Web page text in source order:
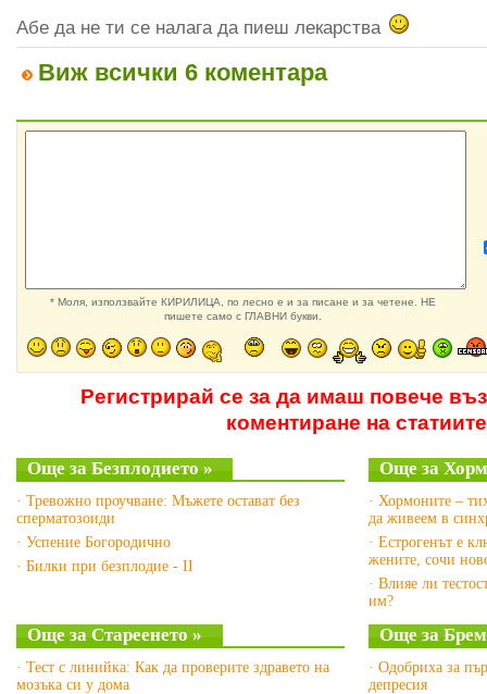
Абе да не ти се налага да пиеш лекарства
Виж всички 6 коментара
* Моля, използвайте КИРИЛИЦА, по лесно е и за писане и за четене. НЕ
пишете само с ГЛАВНИ букви.
Регистрирай се за да имаш повече
коментиране на статиите
Още за Безплодието »
· Тревожно проучване: Мъжете остават без
сперматозоиди
· Успение Богородично
· Билки при безплодие - II
Още за
· Хормоните –
да живеем в
· Естрогенът е
жените, сочи
· Влияе ли
им?
Още за Стареенето »
· Тест с линийка: Как да проверите здравето на
мозъка си у дома
Още за
· Одобриха за
депресия